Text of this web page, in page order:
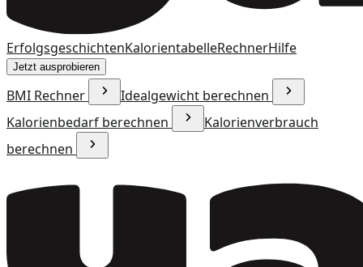
ErfolgsgeschichtenKalorientabelleRechnerHilfe
Jetzt ausprobieren
BMI Rechner
Idealgewicht berechnen
Kalorienbedarf berechnen
Kalorienverbrauch
berechnen